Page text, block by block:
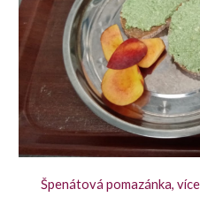
Špenátová pomazánka,